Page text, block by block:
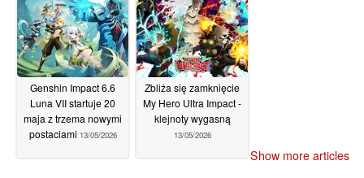
Genshin Impact 6.6
Luna VII startuje 20
maja z trzema nowymi
postaciami 13/05/2026
Zbliża się zamknięcie
My Hero Ultra Impact -
klejnoty wygasną
13/05/2026
Show more articles